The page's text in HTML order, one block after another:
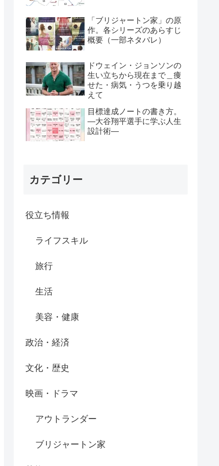
「ブリジャートン家」の原
作。各シリーズのあらすじ
概要（一部ネタバレ）
ドウェイン・ジョンソンの
生い立ちから現在まで＿痩
せた・病気・うつを乗り越
えて
目標達成ノートの書き方。
―大谷翔平選手に学ぶ人生
設計術―
カテゴリー
役立ち情報
ライフスキル
旅行
生活
美容・健康
政治・経済
文化・歴史
映画・ドラマ
アウトランダー
ブリジャートン家